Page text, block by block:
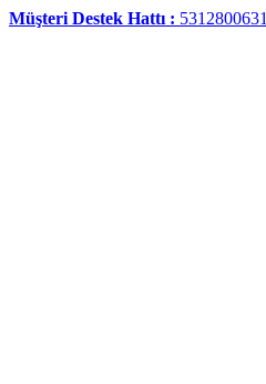
Müşteri Destek Hattı : 5312800631